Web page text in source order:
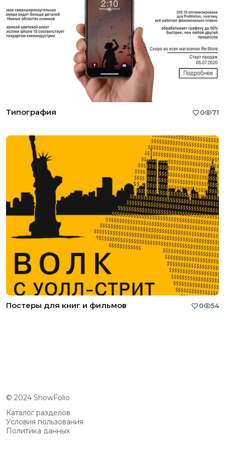
Типография 0 71
Постеры для книг и фильмов 0 54
© 2024 ShowFolio
Каталог разделов
Условия пользования
Политика данных